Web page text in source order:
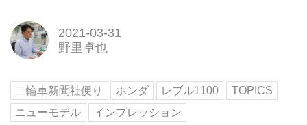
2021-03-31
野里卓也
二輪車新聞社便り ホンダ レブル1100
TOPICS
ニューモデル
インプレッション